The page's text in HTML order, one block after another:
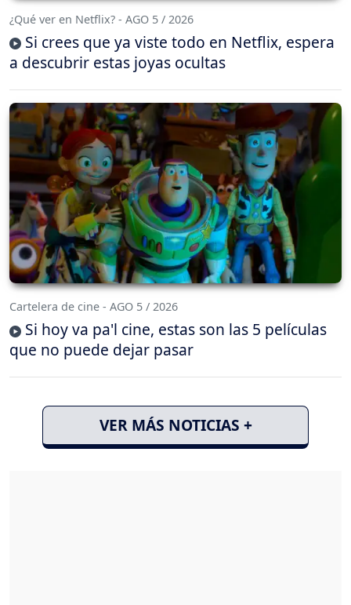
¿Qué ver en Netflix? - AGO 5 / 2026
Si crees que ya viste todo en Netflix, espera
a descubrir estas joyas ocultas
Cartelera de cine - AGO 5 / 2026
Si hoy va pa'l cine, estas son las 5 películas
que no puede dejar pasar
VER MÁS NOTICIAS +